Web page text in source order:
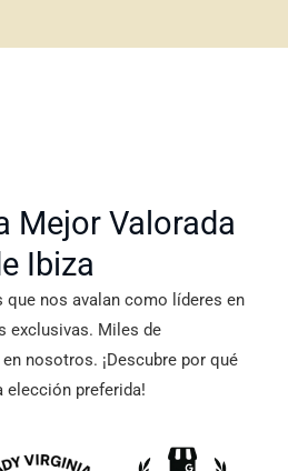
Mejor Valorada
Ibiza
nos avalan como líderes en
exclusivas. Miles de
nosotros. ¡Descubre por qué
elección preferida!